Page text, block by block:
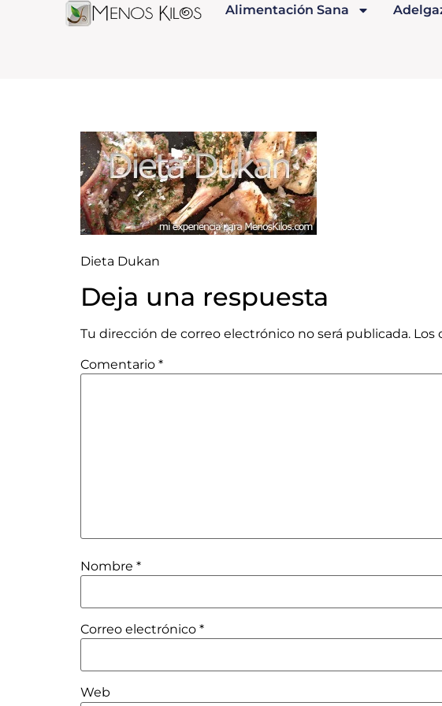
Alimentación Sana
Dieta Dukan
Deja una respuesta
Tu dirección de correo electrónico no será publicada. Los
Comentario *
Nombre *
Correo electrónico *
Web